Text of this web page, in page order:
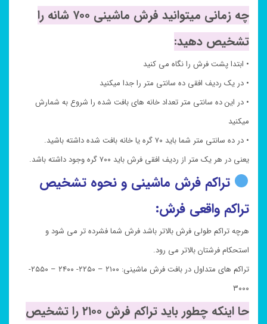
چه زمانی میتوانید فرش ماشینی ۷۰۰ شانه را
تشخیص دهید:
• ابتدا پشت فرش را نگاه می کنید
• در یک ردیف افقی ده سانتی متر را جدا میکنید
• در این ده سانتی متر تعداد خانه های بافت شده را شروع به شمارش
میکنید
• در ده سانتی متر شما باید ۷۰ گره یا خانه بافت شده داشته باشید.
یعنی در هر یک متر از ردیف افقی فرش باید ۷۰۰ گره وجود داشته باشد.
تراکم فرش ماشینی و نحوه تشخیص
تراکم واقعی فرش:
هرچه تراکم طولی فرش بالاتر باشد فرش شما فشرده تر می شود و
استحکام فرشتان بالاتر می رود.
تراکم های متداول در بافت فرش ماشینی: ۲۱۰۰ – ۲۲۵۰- ۲۴۰۰ – ۲۵۵۰-
۳۰۰۰
حا اینکه چطور باید تراکم فرش ۲۱۰۰ را تشخیص